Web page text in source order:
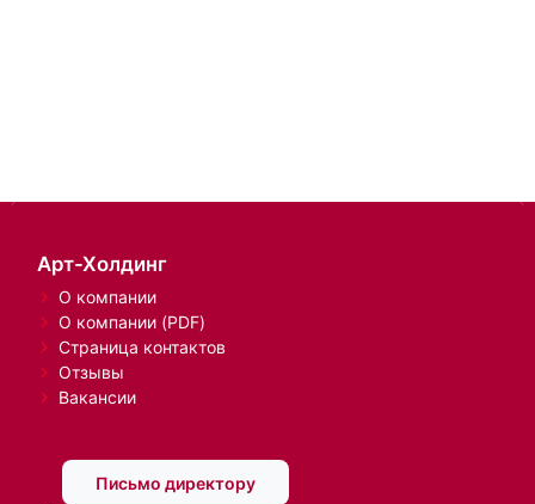
Арт-Холдинг
О компании
О компании (PDF)
Страница контактов
Отзывы
Вакансии
Письмо директору